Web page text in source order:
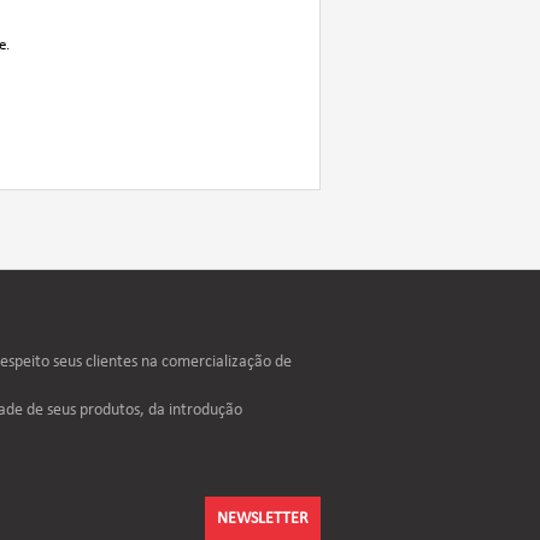
seus clientes na comercialização de
de seus produtos, da introdução
NEWSLETTER